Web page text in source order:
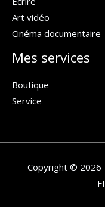
Art vidéo
Cinéma documentaire
Mes services
Boutique
Service
Copyright © 2026